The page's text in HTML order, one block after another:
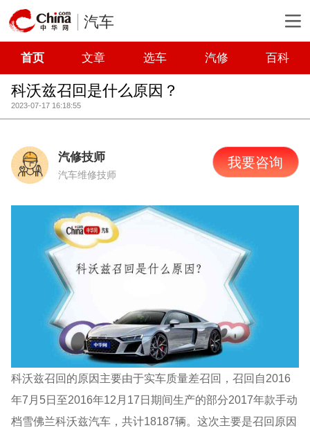
汽车
首页 文章 选车 汽修 百科
科沃兹召回是什么原因？
2023-07-17 16:18:55
汽修技师
汽车维修技师
我要咨询
科沃兹召回的原因主要由于实车质量差召回，召回自2016
年7月5日至2016年12月17日期间生产的部分2017年款手动
档雪佛兰科沃兹汽车，共计18187辆。这次主要是召回原因